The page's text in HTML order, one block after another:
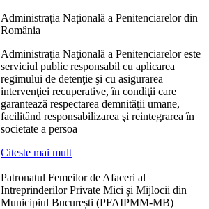
Administrația Națională a Penitenciarelor din
România
Administraţia Naţională a Penitenciarelor este
serviciul public responsabil cu aplicarea
regimului de detenţie şi cu asigurarea
intervenţiei recuperative, în condiţii care
garantează respectarea demnităţii umane,
facilitând responsabilizarea şi reintegrarea în
societate a persoa
Citeste mai mult
Patronatul Femeilor de Afaceri al
Intreprinderilor Private Mici și Mijlocii din
Municipiul București (PFAIPMM-MB)